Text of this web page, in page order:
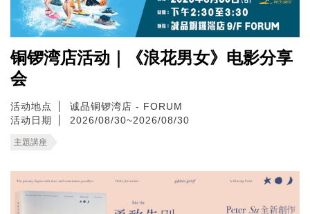
铜锣湾店活动｜《浪花男女》电影分享
会
活动地点
诚品铜锣湾店 - FORUM
活动日期
2026/08/30~2026/08/30
主題講座